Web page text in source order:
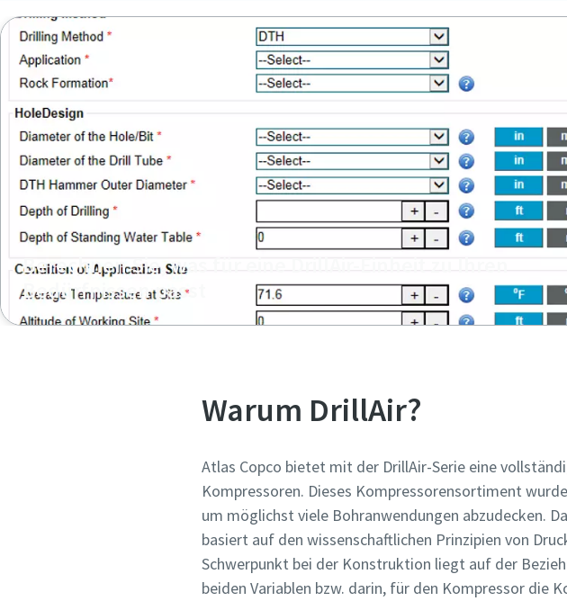
Berechnen Sie, was für eine DrillAir-Einheit zu Ihren
Bedürfnissen passt
Warum DrillAir?
Atlas Copco bietet mit der DrillAir-Serie eine
Kompressoren. Dieses Kompressorensortiment
um möglichst viele Bohranwendungen abzudecken.
basiert auf den wissenschaftlichen Prinzipien von
Schwerpunkt bei der Konstruktion liegt auf der
beiden Variablen bzw. darin, für den Kompressor die